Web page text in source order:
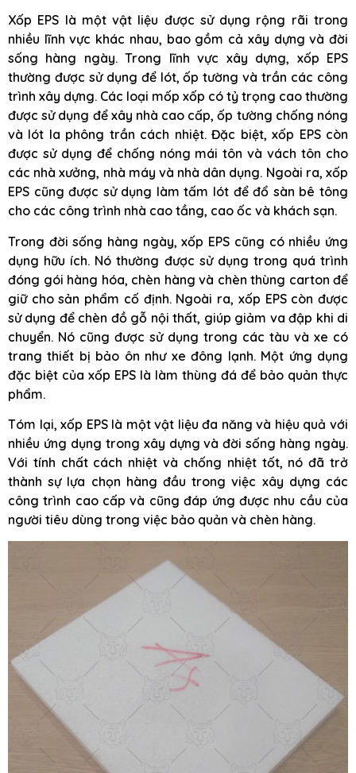
Xốp EPS là một vật liệu được sử dụng rộng rãi trong
nhiều lĩnh vực khác nhau, bao gồm cả xây dựng và đời
sống hàng ngày. Trong lĩnh vực xây dựng, xốp EPS
thường được sử dụng để lót, ốp tường và trần các công
trình xây dựng. Các loại mốp xốp có tỷ trọng cao thường
được sử dụng để xây nhà cao cấp, ốp tường chống nóng
và lót la phông trần cách nhiệt. Đặc biệt, xốp EPS còn
được sử dụng để chống nóng mái tôn và vách tôn cho
các nhà xưởng, nhà máy và nhà dân dụng. Ngoài ra, xốp
EPS cũng được sử dụng làm tấm lót để đổ sàn bê tông
cho các công trình nhà cao tầng, cao ốc và khách sạn.
Trong đời sống hàng ngày, xốp EPS cũng có nhiều ứng
dụng hữu ích. Nó thường được sử dụng trong quá trình
đóng gói hàng hóa, chèn hàng và chèn thùng carton để
giữ cho sản phẩm cố định. Ngoài ra, xốp EPS còn được
sử dụng để chèn đồ gỗ nội thất, giúp giảm va đập khi di
chuyển. Nó cũng được sử dụng trong các tàu và xe có
trang thiết bị bảo ôn như xe đông lạnh. Một ứng dụng
đặc biệt của xốp EPS là làm thùng đá để bảo quản thực
phẩm.
Tóm lại, xốp EPS là một vật liệu đa năng và hiệu quả với
nhiều ứng dụng trong xây dựng và đời sống hàng ngày.
Với tính chất cách nhiệt và chống nhiệt tốt, nó đã trở
thành sự lựa chọn hàng đầu trong việc xây dựng các
công trình cao cấp và cũng đáp ứng được nhu cầu của
người tiêu dùng trong việc bảo quản và chèn hàng.